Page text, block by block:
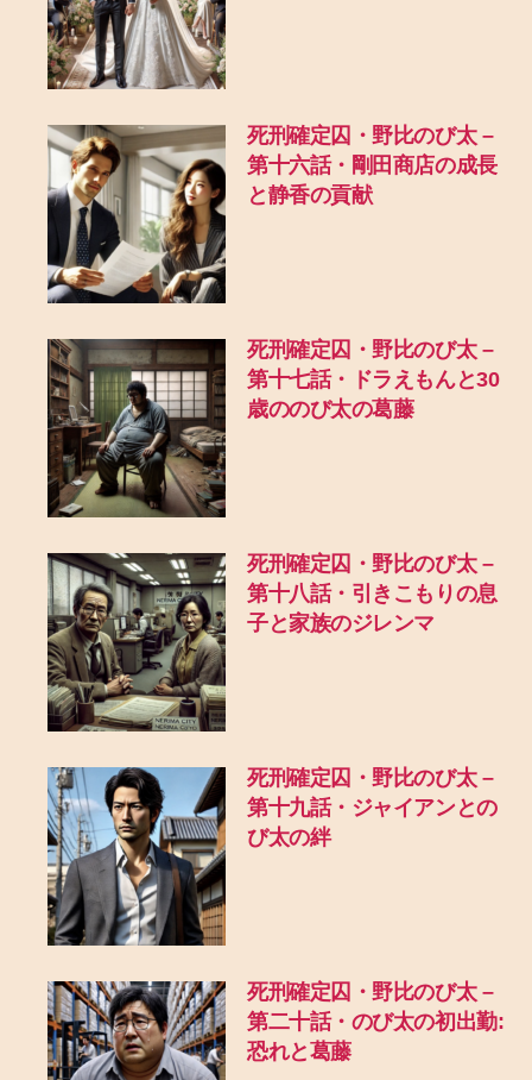
死刑確定囚・野比のび太 –
第十六話・剛田商店の成長
と静香の貢献
死刑確定囚・野比のび太 –
第十七話・ドラえもんと30
歳ののび太の葛藤
死刑確定囚・野比のび太 –
第十八話・引きこもりの息
子と家族のジレンマ
死刑確定囚・野比のび太 –
第十九話・ジャイアンとの
び太の絆
死刑確定囚・野比のび太 –
第二十話・のび太の初出勤:
恐れと葛藤